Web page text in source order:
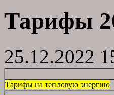
Тарифы
25.12.2022
Тарифы на тепловую энергию